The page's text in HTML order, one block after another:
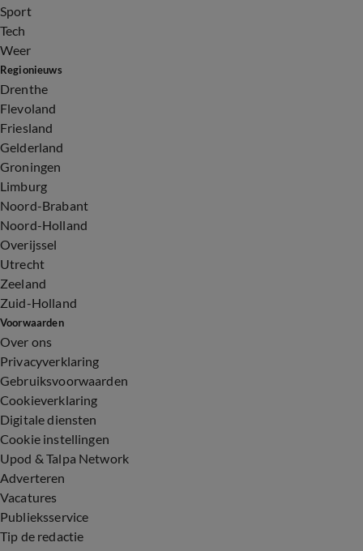
Sport
Tech
Weer
Regionieuws
Drenthe
Flevoland
Friesland
Gelderland
Groningen
Limburg
Noord-Brabant
Noord-Holland
Overijssel
Utrecht
Zeeland
Zuid-Holland
Voorwaarden
Over ons
Privacyverklaring
Gebruiksvoorwaarden
Cookieverklaring
Digitale diensten
Cookie instellingen
Upod & Talpa Network
Adverteren
Vacatures
Publieksservice
Tip de redactie